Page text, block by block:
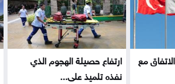
مع
ارتفاع حصيلة الهجوم الذي
نفذه تلميذ على...